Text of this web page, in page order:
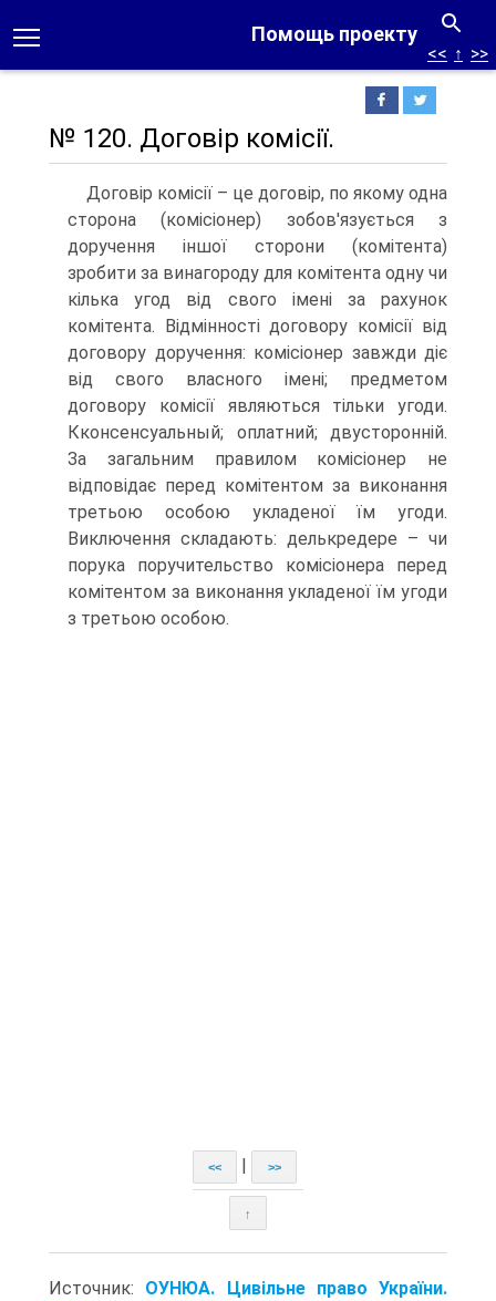
Помощь проекту
<< ↑ >>
№ 120. Договір комісії.
Договір комісії – це договір, по якому одна
сторона (комісіонер) зобов'язується з
доручення іншої сторони (комітента)
зробити за винагороду для комітента одну чи
кілька угод від свого імені за рахунок
комітента. Відмінності договору комісії від
договору доручення: комісіонер завжди діє
від свого власного імені; предметом
договору комісії являються тільки угоди.
Кконсенсуальный; оплатний; двусторонній.
За загальним правилом комісіонер не
відповідає перед комітентом за виконання
третьою особою укладеної їм угоди.
Виключення складають: делькредере – чи
порука поручительство комісіонера перед
комітентом за виконання укладеної їм угоди
з третьою особою.
<< >>
↑
Источник: ОУНЮА. Цивільне право України.